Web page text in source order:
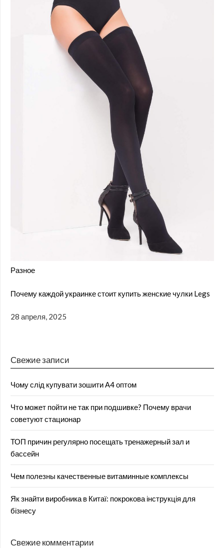
Разное
Почему каждой украинке стоит купить женские чулки Legs
28 апреля, 2025
Свежие записи
Чому слід купувати зошити А4 оптом
Что может пойти не так при подшивке? Почему врачи
советуют стационар
ТОП причин регулярно посещать тренажерный зал и
бассейн
Чем полезны качественные витаминные комплексы
Як знайти виробника в Китаї: покрокова інструкція для
бізнесу
Свежие комментарии